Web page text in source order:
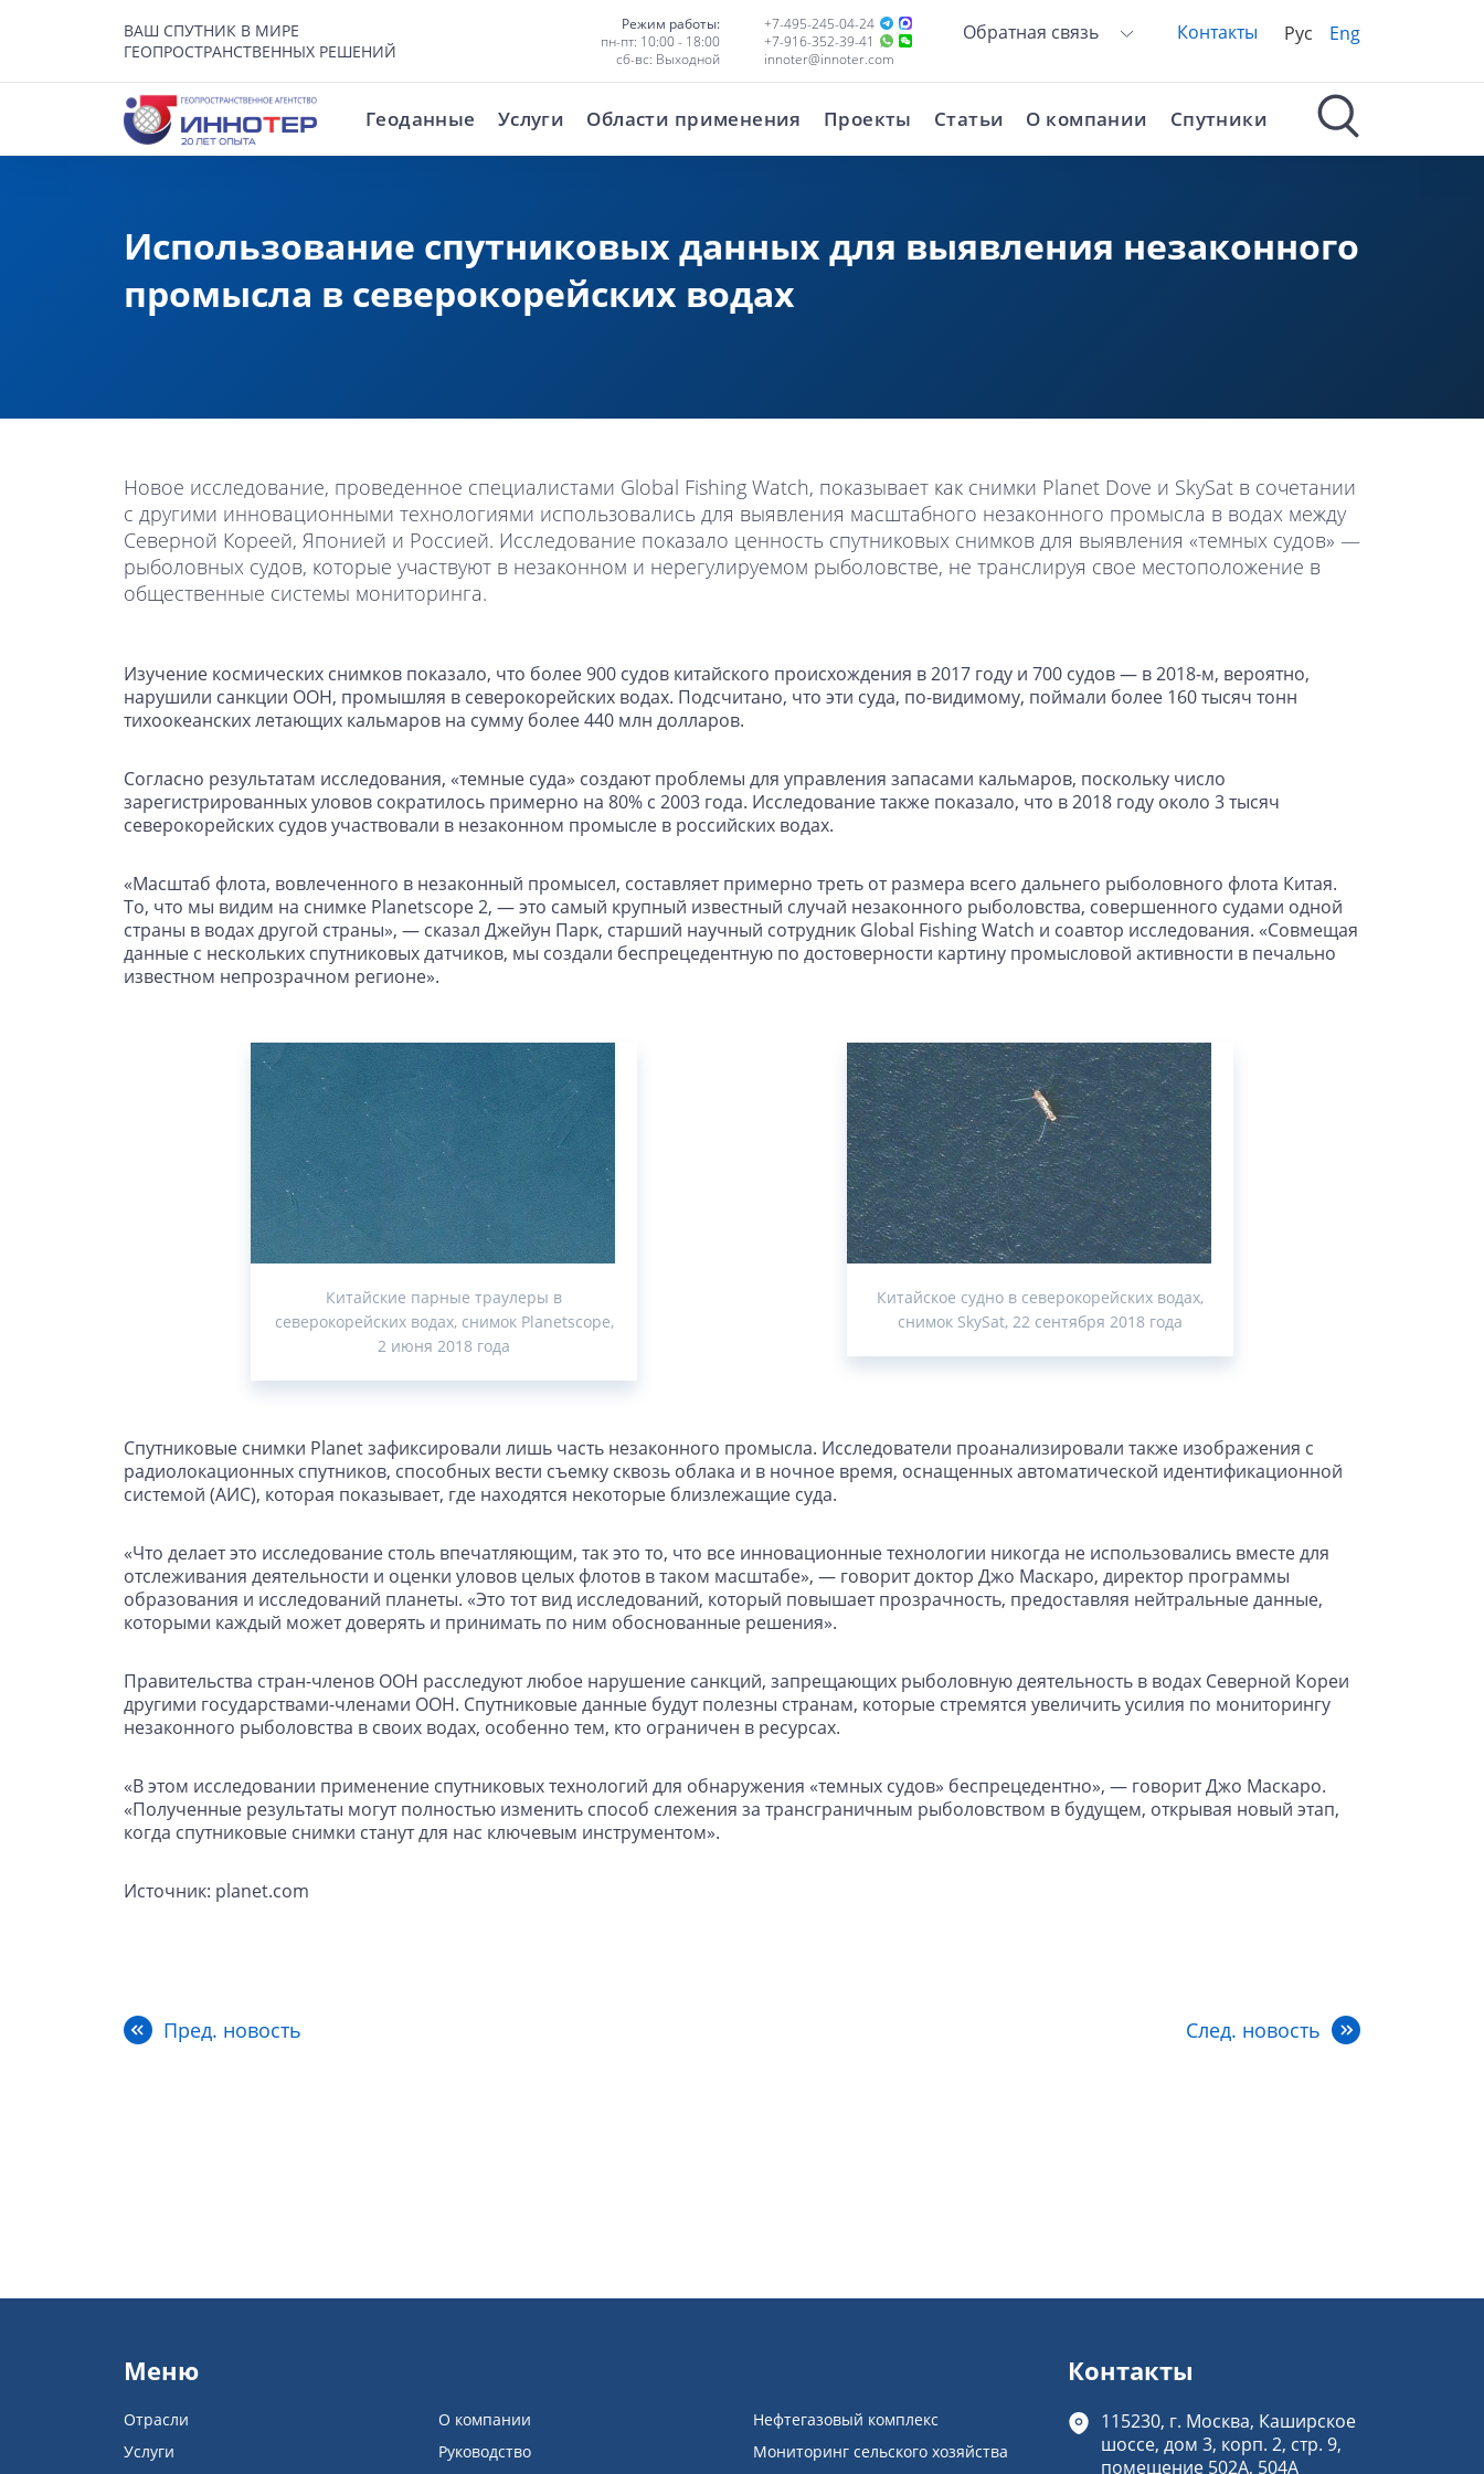
ВАШ СПУТНИК В МИРЕ
ГЕОПРОСТРАНСТВЕННЫХ РЕШЕНИЙ
Режим работы:
пн-пт: 10:00 - 18:00
сб-вс: Выходной
+7-495-245-04-24
+7-916-352-39-41
innoter@innoter.com
Обратная связь Контакты Рус Eng
Геоданные Услуги Области применения Проекты Статьи О компании Спутники
Использование спутниковых данных для выявления незаконного
промысла в северокорейских водах
Новое исследование, проведенное специалистами Global Fishing Watch, показывает как снимки Planet Dove и SkySat в сочетании
с другими инновационными технологиями использовались для выявления масштабного незаконного промысла в водах между
Северной Кореей, Японией и Россией. Исследование показало ценность спутниковых снимков для выявления «темных судов» —
рыболовных судов, которые участвуют в незаконном и нерегулируемом рыболовстве, не транслируя свое местоположение в
общественные системы мониторинга.
Изучение космических снимков показало, что более 900 судов китайского происхождения в 2017 году и 700 судов — в 2018-м, вероятно,
нарушили санкции ООН, промышляя в северокорейских водах. Подсчитано, что эти суда, по-видимому, поймали более 160 тысяч тонн
тихоокеанских летающих кальмаров на сумму более 440 млн долларов.
Согласно результатам исследования, «темные суда» создают проблемы для управления запасами кальмаров, поскольку число
зарегистрированных уловов сократилось примерно на 80% с 2003 года. Исследование также показало, что в 2018 году около 3 тысяч
северокорейских судов участвовали в незаконном промысле в российских водах.
«Масштаб флота, вовлеченного в незаконный промысел, составляет примерно треть от размера всего дальнего рыболовного флота Китая.
То, что мы видим на снимке Planetscope 2, — это самый крупный известный случай незаконного рыболовства, совершенного судами одной
страны в водах другой страны», — сказал Джейун Парк, старший научный сотрудник Global Fishing Watch и соавтор исследования. «Совмещая
данные с нескольких спутниковых датчиков, мы создали беспрецедентную по достоверности картину промысловой активности в печально
известном непрозрачном регионе».
Китайские парные траулеры в
северокорейских водах, снимок Planetscope,
2 июня 2018 года
Китайское судно в северокорейских водах,
снимок SkySat, 22 сентября 2018 года
Спутниковые снимки Planet зафиксировали лишь часть незаконного промысла. Исследователи проанализировали также изображения с
радиолокационных спутников, способных вести съемку сквозь облака и в ночное время, оснащенных автоматической идентификационной
системой (АИС), которая показывает, где находятся некоторые близлежащие суда.
«Что делает это исследование столь впечатляющим, так это то, что все инновационные технологии никогда не использовались вместе для
отслеживания деятельности и оценки уловов целых флотов в таком масштабе», — говорит доктор Джо Маскаро, директор программы
образования и исследований планеты. «Это тот вид исследований, который повышает прозрачность, предоставляя нейтральные данные,
которыми каждый может доверять и принимать по ним обоснованные решения».
Правительства стран-членов ООН расследуют любое нарушение санкций, запрещающих рыболовную деятельность в водах Северной Кореи
другими государствами-членами ООН. Спутниковые данные будут полезны странам, которые стремятся увеличить усилия по мониторингу
незаконного рыболовства в своих водах, особенно тем, кто ограничен в ресурсах.
«В этом исследовании применение спутниковых технологий для обнаружения «темных судов» беспрецедентно», — говорит Джо Маскаро.
«Полученные результаты могут полностью изменить способ слежения за трансграничным рыболовством в будущем, открывая новый этап,
когда спутниковые снимки станут для нас ключевым инструментом».
Источник: planet.com
Пред. новость След. новость
Меню
Отрасли
Услуги
О компании
Руководство
Нефтегазовый комплекс
Мониторинг сельского хозяйства
Контакты
115230, г. Москва, Каширское
шоссе, дом 3, корп. 2, стр. 9,
помещение 502А, 504А